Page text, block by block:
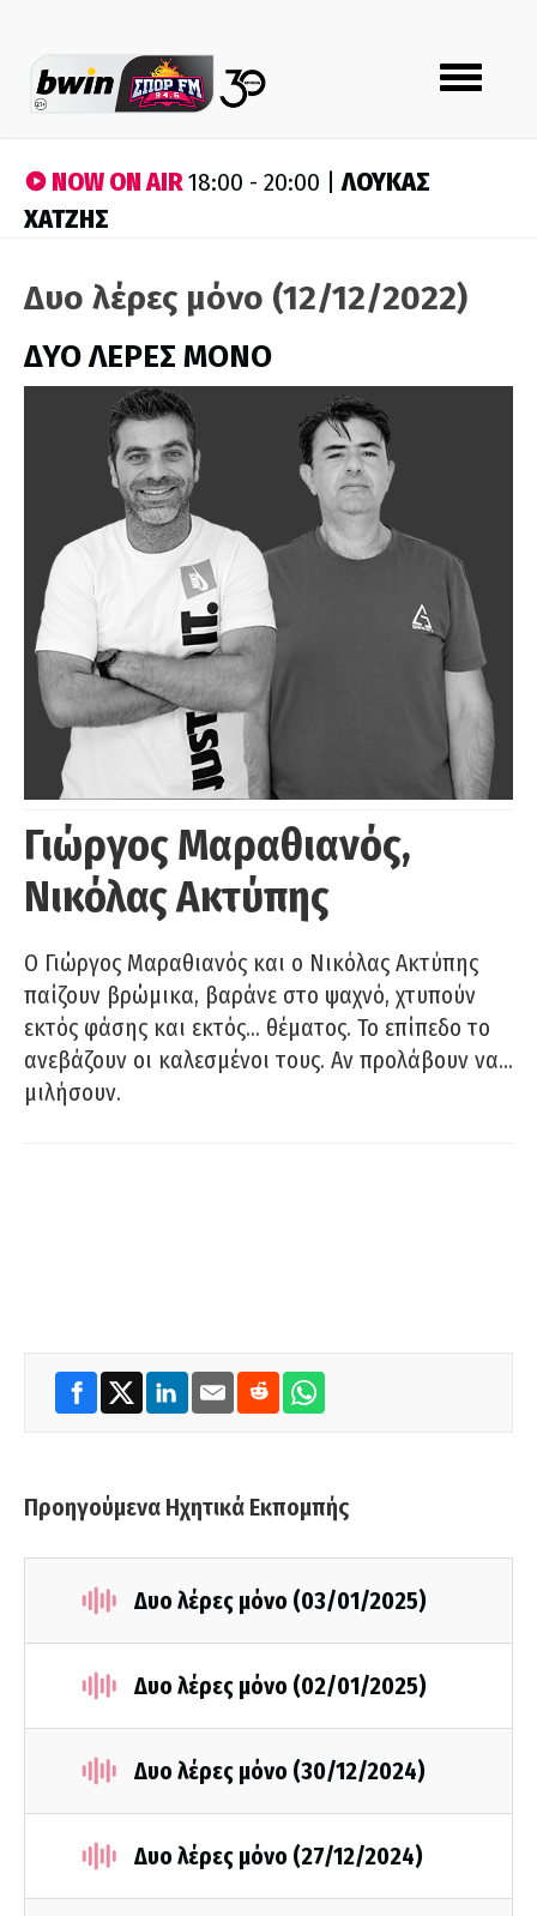
Toggle
navigation
NOW ON AIR18:00 - 20:00 |ΛΟΥΚΑΣ
ΧΑΤΖΗΣ
Δυο λέρες μόνο (12/12/2022)
ΔΥΟ ΛΕΡΕΣ ΜΟΝΟ
Γιώργος Μαραθιανός,
Νικόλας Ακτύπης
Ο Γιώργος Μαραθιανός και ο Νικόλας Ακτύπης
παίζουν βρώμικα, βαράνε στο ψαχνό, χτυπούν
εκτός φάσης και εκτός… θέματος. Το επίπεδο το
ανεβάζουν οι καλεσμένοι τους. Αν προλάβουν να…
μιλήσουν.
Προηγούμενα Ηχητικά Εκπομπής
Δυο λέρες μόνο (03/01/2025)
Δυο λέρες μόνο (02/01/2025)
Δυο λέρες μόνο (30/12/2024)
Δυο λέρες μόνο (27/12/2024)